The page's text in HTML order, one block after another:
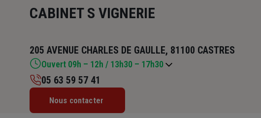
CABINET S VIGNERIE
205 AVENUE CHARLES DE GAULLE, 81100 CASTRES
Ouvert 09h – 12h / 13h30 – 17h30
Mardi : 09h – 12h / 13h30 – 17h30
05 63 59 57 41
Nous contacter